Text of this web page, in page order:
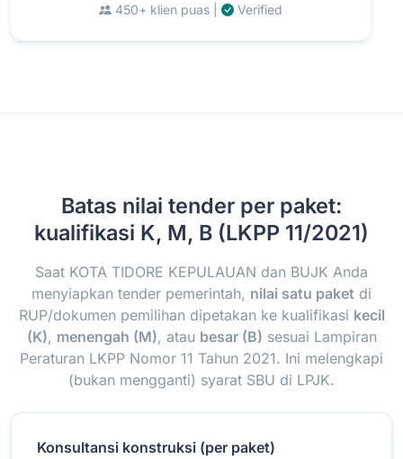
450+ klien puas | Verified
Batas nilai tender per paket:
kualifikasi K, M, B (LKPP 11/2021)
Saat KOTA TIDORE KEPULAUAN dan BUJK Anda
menyiapkan tender pemerintah, nilai satu paket di
RUP/dokumen pemilihan dipetakan ke kualifikasi kecil
(K), menengah (M), atau besar (B) sesuai Lampiran
Peraturan LKPP Nomor 11 Tahun 2021. Ini melengkapi
(bukan mengganti) syarat SBU di LPJK.
Konsultansi konstruksi (per paket)